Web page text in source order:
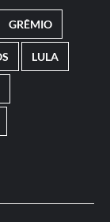
GRÊMIO
LULA